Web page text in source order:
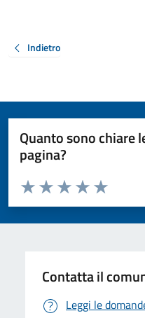
Indietro
Quanto sono chiare
pagina?
Valuta da 1 a 5 stelle la pagina
Valuta 5
Valuta 4 stelle
Valuta 3 stelle su 5
Valuta 2 stelle su 5
Valuta 1 stelle su 5
Contatta il
Leggi le